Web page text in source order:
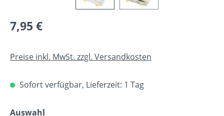
Regulärer Preis:
7,95 €
Preise inkl. MwSt. zzgl. Versandkosten
Sofort verfügbar, Lieferzeit: 1 Tag
Auswahl